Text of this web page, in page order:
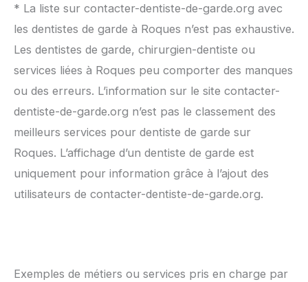
* La liste sur contacter-dentiste-de-garde.org avec
les dentistes de garde à Roques n’est pas exhaustive.
Les dentistes de garde, chirurgien-dentiste ou
services liées à Roques peu comporter des manques
ou des erreurs. L’information sur le site contacter-
dentiste-de-garde.org n’est pas le classement des
meilleurs services pour dentiste de garde sur
Roques. L’affichage d’un dentiste de garde est
uniquement pour information grâce à l’ajout des
utilisateurs de contacter-dentiste-de-garde.org.
Exemples de métiers ou services pris en charge par